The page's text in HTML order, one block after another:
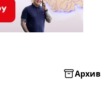
Архив